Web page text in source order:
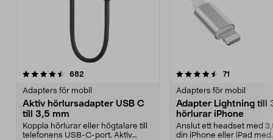
682
Adapters för mobil
Aktiv hörlursadapter USB C
till 3,5 mm
Koppla hörlurar eller högtalare till
telefonens USB-C-port. Aktiv
4.5 av 5 stjärnor 71
Adapters för mobil
Adapter Lightning till
hörlurar iPhone
Anslut ett headset med
din iPhone eller iPad med
3.5 av 5 stjärnor